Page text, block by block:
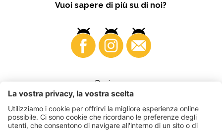
Vuoi sapere di più su di noi?
Business